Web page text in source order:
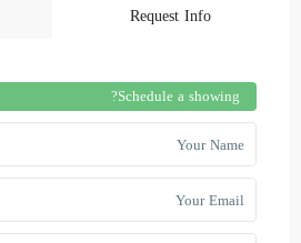
Request Info
Schedule a showing?